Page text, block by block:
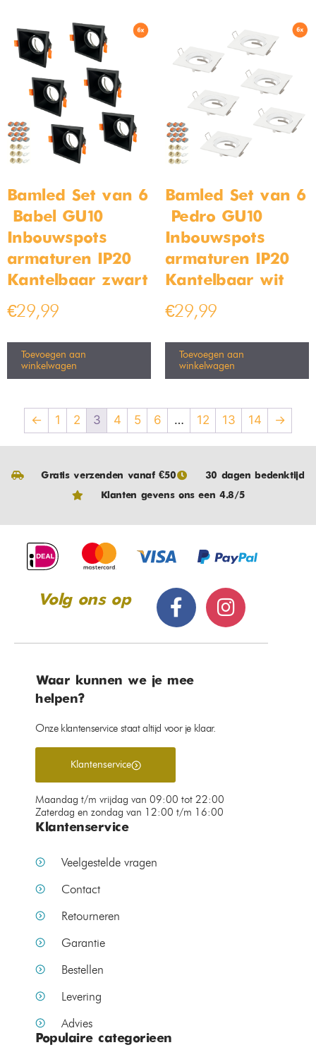
Bamled Set van 6
– Babel GU10
Inbouwspots
armaturen IP20
Kantelbaar zwart
€29,99
Toevoegen aan
winkelwagen
Bamled Set van 6
– Pedro GU10
Inbouwspots
armaturen IP20
Kantelbaar wit
€29,99
Toevoegen aan
winkelwagen
← 1 2 3 4 5 6 … 12 13 14 →
Gratis verzenden vanaf €50
30 dagen bedenktijd
Klanten gevens ons een 4.8/5
Volg ons op
Waar kunnen we je mee
helpen?
Onze klantenservice staat altijd voor je klaar.
Klantenservice
Maandag t/m vrijdag van 09:00 tot 22:00
Zaterdag en zondag van 12:00 t/m 16:00
Klantenservice
Veelgestelde vragen
Contact
Retourneren
Garantie
Bestellen
Levering
Advies
Populaire categorieen